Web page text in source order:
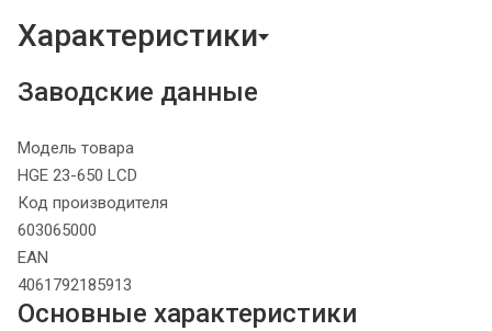
Характеристики
Заводские данные
Модель товара
HGE 23-650 LCD
Код производителя
603065000
EAN
4061792185913
Основные характеристики